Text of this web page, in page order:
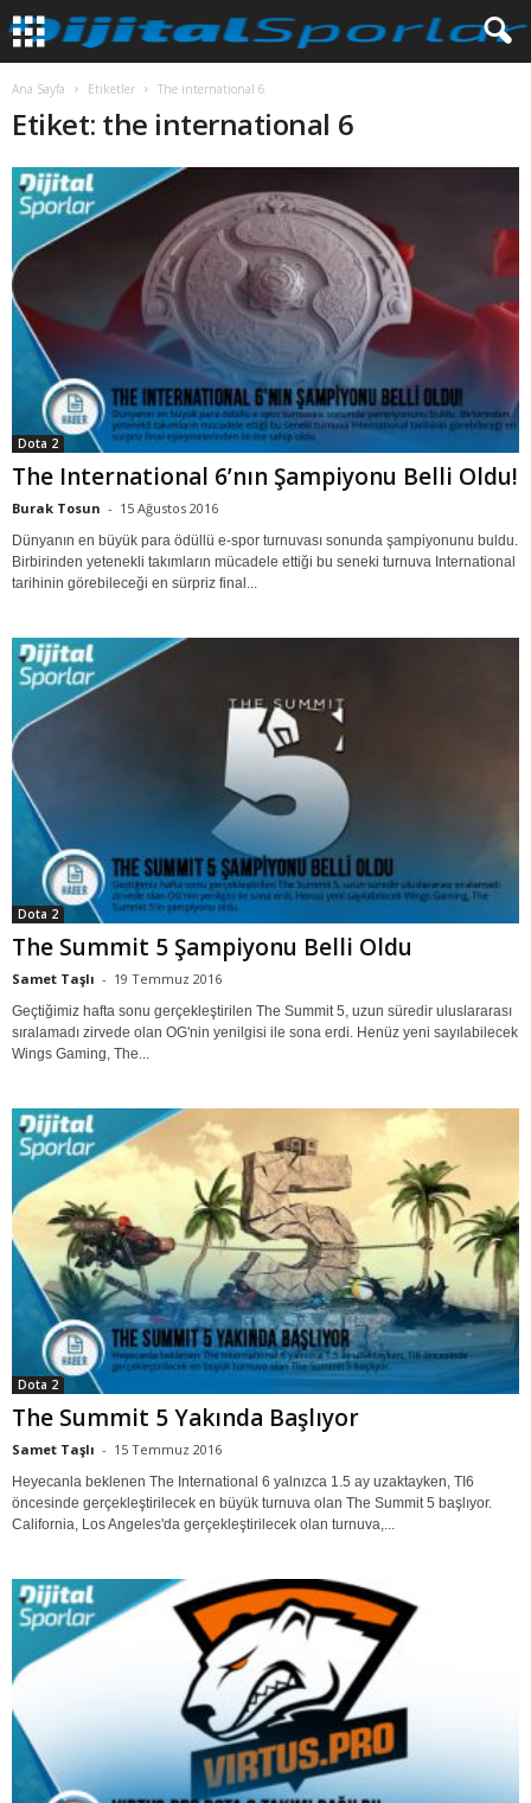
Ana Sayfa Etiketler The international 6
Etiket: the international 6
Dota 2
The International 6’nın Şampiyonu Belli Oldu!
Burak Tosun - 15 Ağustos 2016
Dünyanın en büyük para ödüllü e-spor turnuvası sonunda şampiyonunu buldu.
Birbirinden yetenekli takımların mücadele ettiği bu seneki turnuva International
tarihinin görebileceği en sürpriz final...
Dota 2
The Summit 5 Şampiyonu Belli Oldu
Samet Taşlı - 19 Temmuz 2016
Geçtiğimiz hafta sonu gerçekleştirilen The Summit 5, uzun süredir uluslararası
sıralamadı zirvede olan OG'nin yenilgisi ile sona erdi. Henüz yeni sayılabilecek
Wings Gaming, The...
Dota 2
The Summit 5 Yakında Başlıyor
Samet Taşlı - 15 Temmuz 2016
Heyecanla beklenen The International 6 yalnızca 1.5 ay uzaktayken, TI6
öncesinde gerçekleştirilecek en büyük turnuva olan The Summit 5 başlıyor.
California, Los Angeles'da gerçekleştirilecek olan turnuva,...